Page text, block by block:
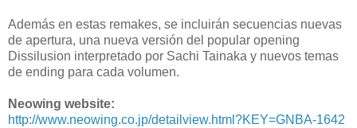
Además en estas remakes, se incluirán secuencias nuevas
de apertura, una nueva versión del popular opening
Dissilusion interpretado por Sachi Tainaka y nuevos temas
de ending para cada volumen.
Neowing website:
http://www.neowing.co.jp/detailview.html?KEY=GNBA-1642